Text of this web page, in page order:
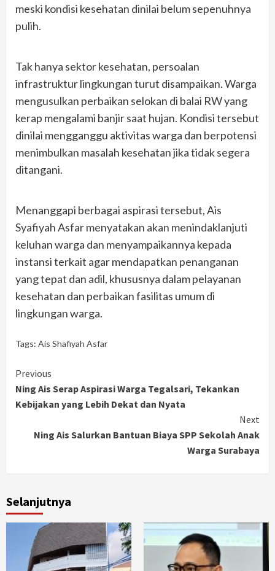
meski kondisi kesehatan dinilai belum sepenuhnya
pulih.
Tak hanya sektor kesehatan, persoalan
infrastruktur lingkungan turut disampaikan. Warga
mengusulkan perbaikan selokan di balai RW yang
kerap mengalami banjir saat hujan. Kondisi tersebut
dinilai mengganggu aktivitas warga dan berpotensi
menimbulkan masalah kesehatan jika tidak segera
ditangani.
Menanggapi berbagai aspirasi tersebut, Ais
Syafiyah Asfar menyatakan akan menindaklanjuti
keluhan warga dan menyampaikannya kepada
instansi terkait agar mendapatkan penanganan
yang tepat dan adil, khususnya dalam pelayanan
kesehatan dan perbaikan fasilitas umum di
lingkungan warga.
Tags: Ais Shafiyah Asfar
Continue
Reading
Previous
Ning Ais Serap Aspirasi Warga Tegalsari, Tekankan
Kebijakan yang Lebih Dekat dan Nyata
Next
Ning Ais Salurkan Bantuan Biaya SPP Sekolah Anak
Warga Surabaya
Selanjutnya